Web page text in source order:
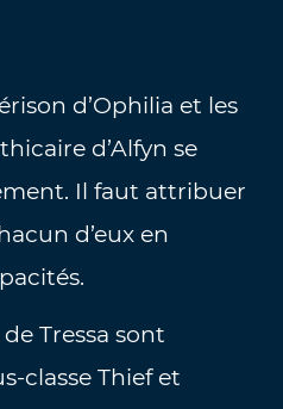
d’Ophilia et les
d’Alfyn se
Il faut attribuer
d’eux en
Tressa sont
classe Thief et